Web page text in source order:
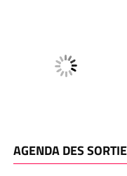
AGENDA DES